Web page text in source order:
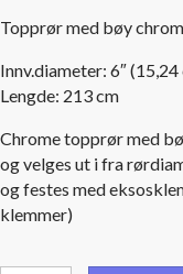
Topprør med bøy
Innv.diameter: 6″ (15,24
Lengde: 213 cm
Chrome topprør med
og velges ut i fra
og festes med
klemmer)